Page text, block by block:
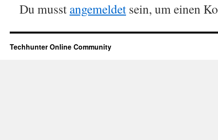
Du musst angemeldet sein, um einen
Techhunter Online Community